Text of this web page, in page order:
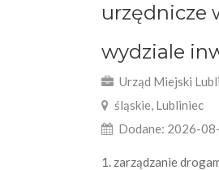
urzędnicze
wydziale
Urząd Miejski
śląskie, Lubliniec
Dodane: 2026-
1. zarządzanie